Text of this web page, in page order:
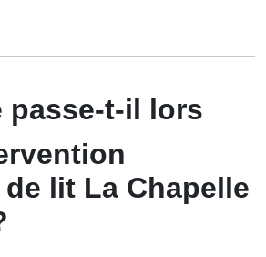
passe-t-il lors
lit La Chapelle